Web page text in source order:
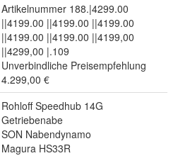
Artikelnummer 188.|4299.00
||4199.00 ||4199.00 ||4199.00
||4199.00 ||4199.00 ||4199,00
||4299,00 |.109
Unverbindliche Preisempfehlung
4.299,00 €
Rohloff Speedhub 14G
Getriebenabe
SON Nabendynamo
Magura HS33R